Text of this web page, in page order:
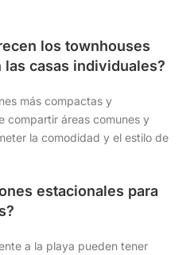
los townhouses
casas individuales?
más compactas y
compartir áreas comunes y
la comodidad y el estilo de
estacionales para
a la playa pueden tener